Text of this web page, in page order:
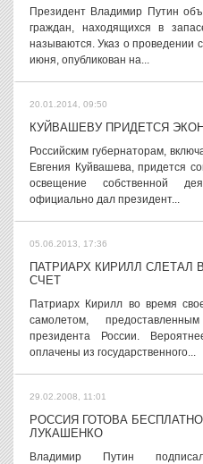
Президент Владимир Путин
граждан, находящихся в
называются. Указ о проведении
июня, опубликован на...
20.01.2014, 09:50
КУЙВАШЕВУ ПРИДЕТСЯ
Российским губернаторам,
Евгения Куйвашева, придется
освещение собственной
официально дал президент...
05.06.2013, 17:36
ПАТРИАРХ КИРИЛЛ СЛЕТАЛ
СЧЕТ
Патриарх Кирилл во время
самолетом,
президента России.
оплачены из государственного...
29.02.2008, 11:01
РОССИЯ ГОТОВА
ЛУКАШЕНКО
Владимир Путин